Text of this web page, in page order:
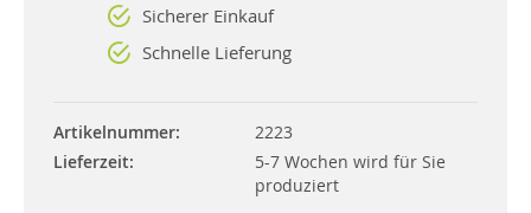
Sicherer Einkauf
Schnelle Lieferung
Artikelnummer
2223
Lieferzeit
5-7 Wochen wird für Sie
produziert